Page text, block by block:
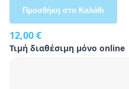
12,00 €
Τιμή διαθέσιμη μόνο online
Προσθήκη στο Καλάθι